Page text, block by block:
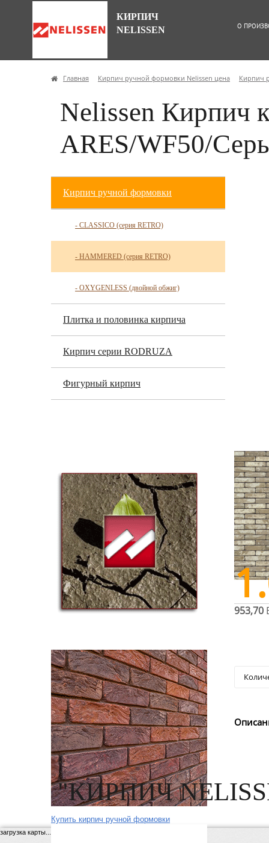
КИРПИЧ
NELISSEN
О
Главная Кирпич ручной формовки Nelissen цена Кирпич
Nelissen Кирпич
ARES/WF50/
Кирпич ручной формовки
- CLASSICO (серия RETRO)
- HAMMERED (серия RETRO)
- OXYGENLESS (двойной обжиг)
Плитка и половинка кирпича
Кирпич серии RODRUZA
Фигурный кирпич
Купить кирпич ручной формовки
953,70
"КИРПИЧ
загрузка карты...